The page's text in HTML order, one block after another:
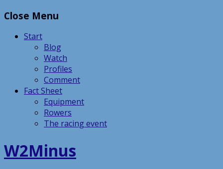
Skip
content
Close Menu
Start
Blog
Watch
Profiles
Comment
Fact Sheet
Equipment
Rowers
The racing event
W2Minus